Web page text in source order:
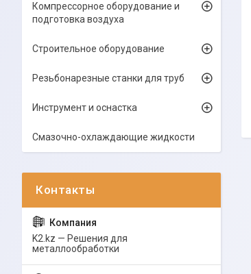
Компрессорное оборудование и
подготовка воздуха
Строительное оборудование
Резьбонарезные станки для труб
Инструмент и оснастка
Смазочно-охлаждающие жидкости
K2.kz — Решения для
металлообработки